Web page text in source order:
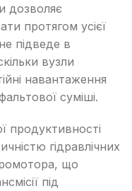
дозволяє
протягом усієї
підведе в
вузли
навантаження
суміші.
продуктивності
гідравлічних
що
під